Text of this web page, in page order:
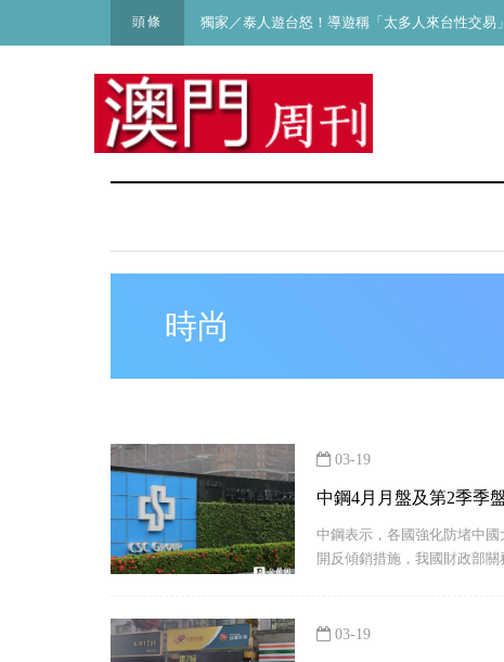
頭條 獨家／泰人遊台怒！導遊稱「太多人來台性交易
時尚
03-19
中鋼4月月盤及第2季季
中鋼表示，各國強化防堵中
開反傾銷措施，我國財政部
03-19